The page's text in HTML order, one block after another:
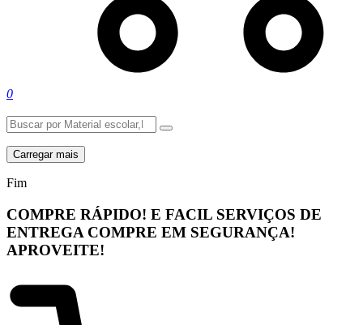
0
Carregar mais
Fim
COMPRE RÁPIDO! E FACIL SERVIÇOS DE
ENTREGA COMPRE EM SEGURANÇA!
APROVEITE!